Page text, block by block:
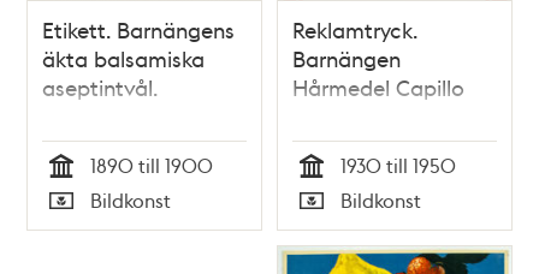
Etikett. Barnängens
äkta balsamiska
aseptintvål.
Tid
1890 till 1900
Typ
Bildkonst
Reklamtryck.
Barnängen
Hårmedel Capillo
Tid
1930 till 1950
Typ
Bildkonst